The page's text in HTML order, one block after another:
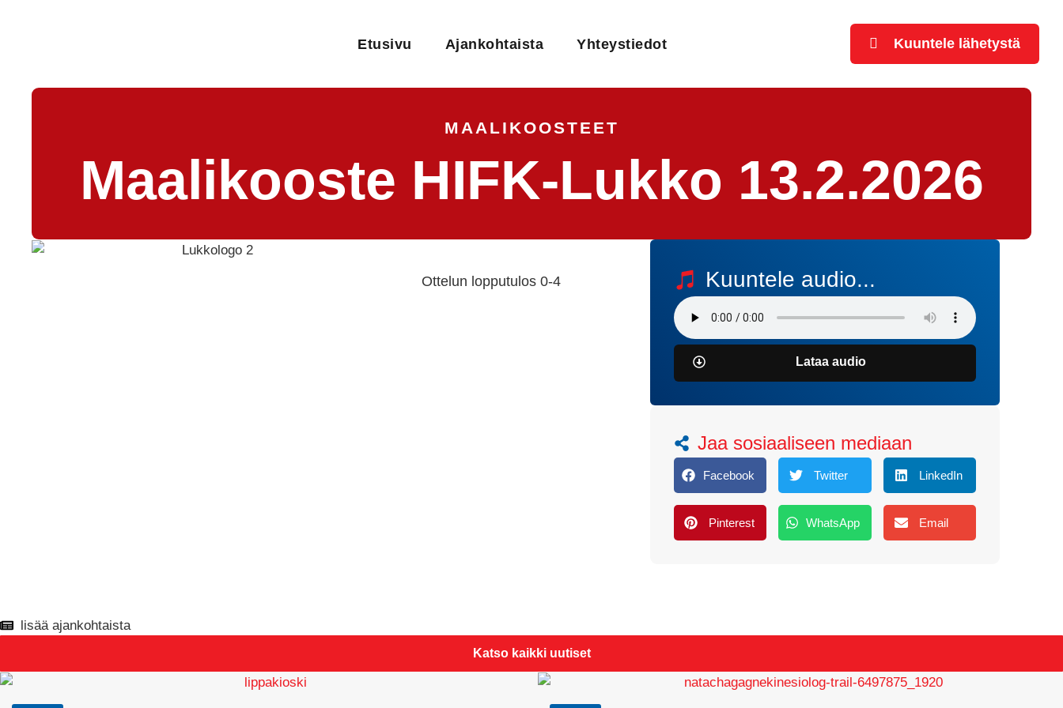
Etusivu Ajankohtaista Yhteystiedot Kuuntele lähetystä
MAALIKOOSTEET
Maalikooste HIFK-Lukko 13.2.2026
Ottelun lopputulos 0-4 Kuuntele audio...
Lataa audio
Jaa sosiaaliseen mediaan
Facebook Twitter LinkedIn
Pinterest WhatsApp Email
lisää ajankohtaista
Katso kaikki uutiset